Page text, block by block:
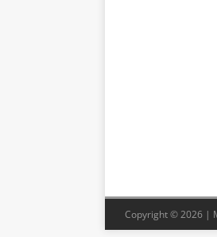
Copyright © 2026 |